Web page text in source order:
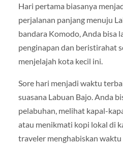
Hari pertama biasanya
perjalanan panjang menuju
bandara Komodo, Anda bisa
penginapan dan beristirahat
menjelajah kota kecil ini.
Sore hari menjadi waktu
suasana Labuan Bajo. Anda
pelabuhan, melihat kapal-
atau menikmati kopi lokal di
traveler menghabiskan waktu